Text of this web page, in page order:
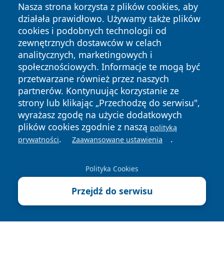
Nasza strona korzysta z plików cookies, aby
działała prawidłowo. Używamy także plików
cookies i podobnych technologii od
zewnętrznych dostawców w celach
analitycznych, marketingowych i
społecznościowych. Informacje te mogą być
przetwarzane również przez naszych
partnerów. Kontynuując korzystanie ze
strony lub klikając „Przechodzę do serwisu",
wyrażasz zgodę na użycie dodatkowych
plików cookies zgodnie z naszą polityką
prywatności. Zaawansowane ustawienia .
Polityka Cookies
Przejdź do serwisu
Copyright © 2026 zawiercieonline.pl Wszystkie prawa
zastrzeżone.
Polityka
Polityka